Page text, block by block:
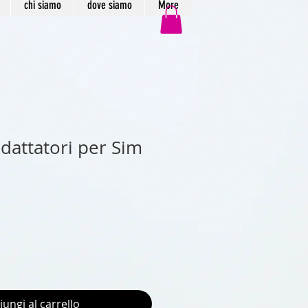
chi siamo dove siamo More
per Sim
al carrello